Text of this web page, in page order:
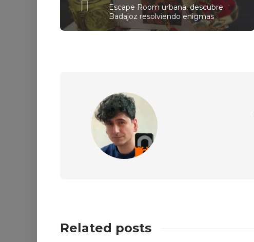
Escape Room urbana: descubre
Badajoz resolviendo enigmas
Related posts